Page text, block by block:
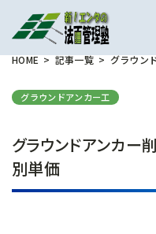
HOME 記事一覧
グラウンドアンカー工
グラウンドアンカ
別単価